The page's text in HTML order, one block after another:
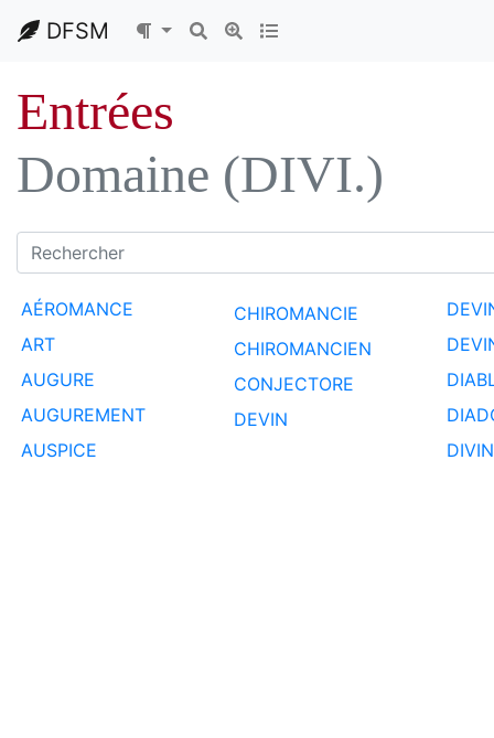
DFSM
Entrées
Domaine (DIVI.)
AÉROMANCE
ART
AUGURE
AUGUREMENT
AUSPICE
CHIROMANCIE
CHIROMANCIEN
CONJECTORE
DEVIN